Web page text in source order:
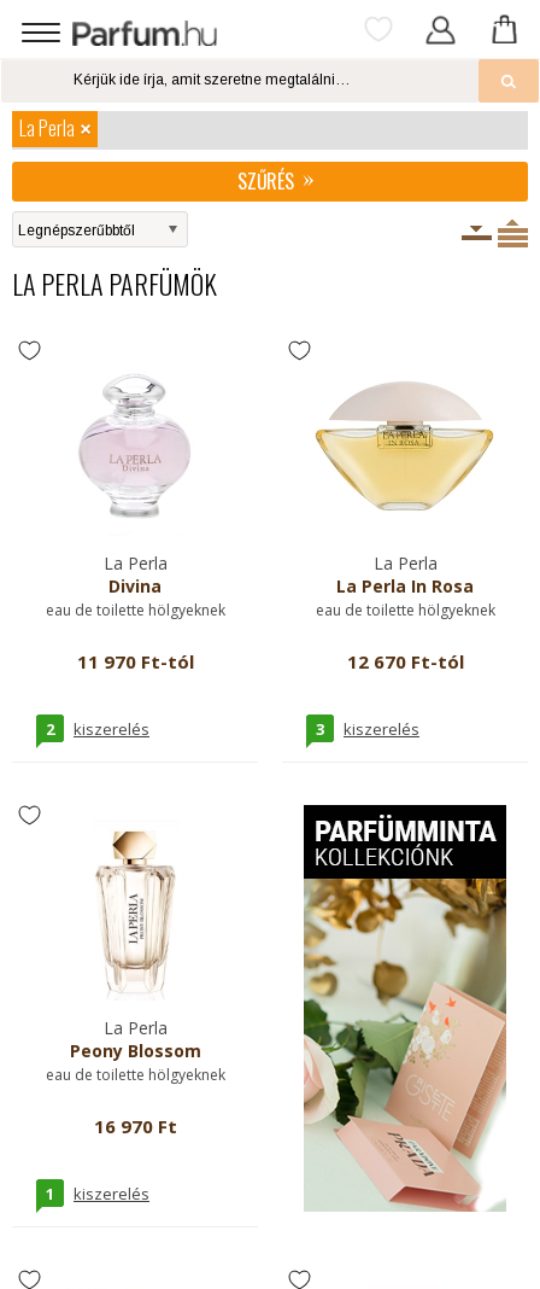
La Perla
SZŰRÉS
LA PERLA PARFÜMÖK
La Perla
Divina
eau de toilette hölgyeknek
11 970 Ft-tól
2 kiszerelés
La Perla
La Perla In Rosa
eau de toilette hölgyeknek
12 670 Ft-tól
3 kiszerelés
La Perla
Peony Blossom
eau de toilette hölgyeknek
16 970 Ft
1 kiszerelés